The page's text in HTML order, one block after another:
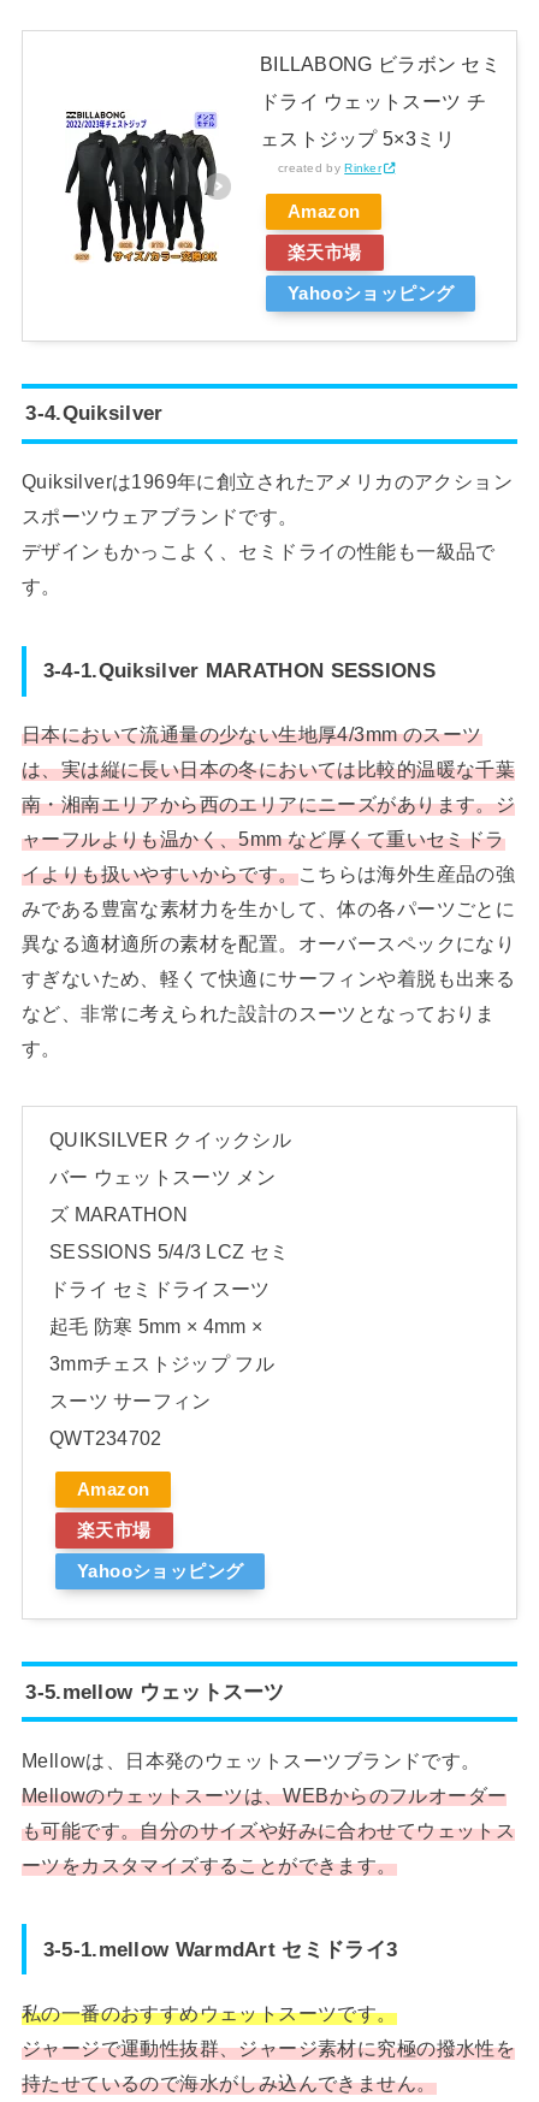
BILLABONG ビラボン セミ
ドライ ウェットスーツ チ
ェストジップ 5×3ミリ
created byRinker
Amazon
楽天市場
Yahooショッピング
3-4.Quiksilver
Quiksilverは1969年に創立されたアメリカのアクション
スポーツウェアブランドです。
デザインもかっこよく、セミドライの性能も一級品で
す。
3-4-1.Quiksilver MARATHON SESSIONS
日本において流通量の少ない生地厚4/3mm のスーツ
は、実は縦に長い日本の冬においては比較的温暖な千葉
南・湘南エリアから西のエリアにニーズがあります。ジ
ャーフルよりも温かく、5mm など厚くて重いセミドラ
イよりも扱いやすいからです。こちらは海外生産品の強
みである豊富な素材力を生かして、体の各パーツごとに
異なる適材適所の素材を配置。オーバースペックになり
すぎないため、軽くて快適にサーフィンや着脱も出来る
など、非常に考えられた設計のスーツとなっておりま
す。
QUIKSILVER クイックシル
バー ウェットスーツ メン
ズ MARATHON
SESSIONS 5/4/3 LCZ セミ
ドライ セミドライスーツ
起毛 防寒 5mm × 4mm ×
3mmチェストジップ フル
スーツ サーフィン
QWT234702
Amazon
楽天市場
Yahooショッピング
3-5.mellow ウェットスーツ
Mellowは、日本発のウェットスーツブランドです。
Mellowのウェットスーツは、WEBからのフルオーダー
も可能です。自分のサイズや好みに合わせてウェットス
ーツをカスタマイズすることができます。
3-5-1.mellow WarmdArt セミドライ3
私の一番のおすすめウェットスーツです。
ジャージで運動性抜群、ジャージ素材に究極の撥水性を
持たせているので海水がしみ込んできません。